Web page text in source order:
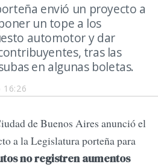
16:26
envió un proyecto a
un tope a los
automotor y dar
tras las
en algunas boletas.
de Buenos Aires anunció el
a la Legislatura porteña para
no registren aumentos